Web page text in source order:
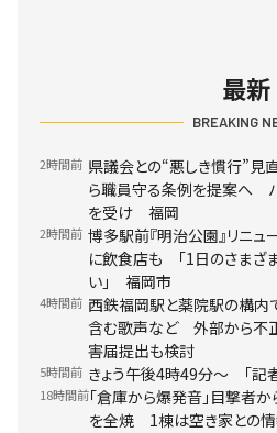
最新
BREAKING
2時間前 県議会との“悪しき慣行”
ら職員守る条例を提案へ
を受け 福岡
2時間前 博多駅前『明治公園』リニ
に飲食店も 「1日のさまざ
い」 福岡市
4時間前 西鉄福岡駅と薬院駅の構
含む歌声など 外部から不
害届提出も検討
5時間前 きょう午後4時49分～ 「記
18時間前「倉庫から爆発音」目撃
を全焼 1棟は空き家との